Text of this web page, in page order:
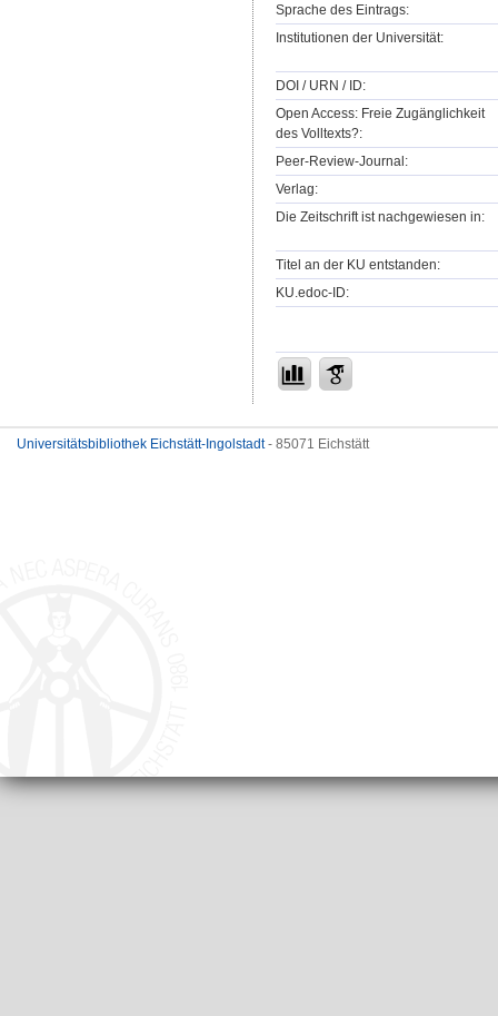
Sprache des Eintrags:
Institutionen der Universität:
DOI / URN / ID:
Open Access: Freie Zugänglichkeit
des Volltexts?:
Peer-Review-Journal:
Verlag:
Die Zeitschrift ist nachgewiesen in:
Titel an der KU entstanden:
KU.edoc-ID:
Universitätsbibliothek Eichstätt-Ingolstadt- 85071 Eichstätt